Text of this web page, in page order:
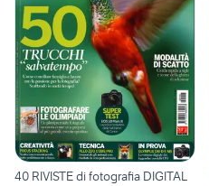
40 RIVISTE di fotografia DIGITAL